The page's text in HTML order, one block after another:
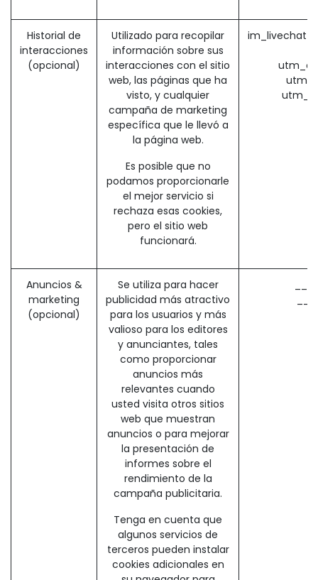
Historial de
interacciones
(opcional)
Utilizado para recopilar
información sobre sus
interacciones con el sitio
web, las páginas que ha
visto, y cualquier
campaña de marketing
específica que le llevó a
la página web.
Es posible que no
podamos proporcionarle
el mejor servicio si
rechaza esas cookies,
pero el sitio web
funcionará.
Anuncios &
marketing
(opcional)
Se utiliza para hacer
publicidad más atractivo
para los usuarios y más
valioso para los editores
y anunciantes, tales
como proporcionar
anuncios más
relevantes cuando
usted visita otros sitios
web que muestran
anuncios o para mejorar
la presentación de
informes sobre el
rendimiento de la
campaña publicitaria.
Tenga en cuenta que
algunos servicios de
terceros pueden instalar
cookies adicionales en